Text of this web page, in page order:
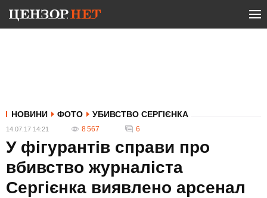
НОВИНИ ФОТО УБИВСТВО СЕРГІЄНКА
14.07.17 14:21 8 567 6
У фігурантів справи про
вбивство журналіста
Сергієнка виявлено арсенал